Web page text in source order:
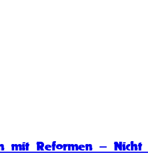
mit Reformen –